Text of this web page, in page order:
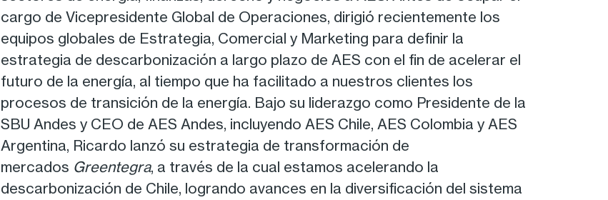
cargo de Vicepresidente Global de Operaciones, dirigió recientemente los
equipos globales de Estrategia, Comercial y Marketing para definir la
estrategia de descarbonización a largo plazo de AES con el fin de acelerar el
futuro de la energía, al tiempo que ha facilitado a nuestros clientes los
procesos de transición de la energía. Bajo su liderazgo como Presidente de la
SBU Andes y CEO de AES Andes, incluyendo AES Chile, AES Colombia y AES
Argentina, Ricardo lanzó su estrategia de transformación de
mercados Greentegra, a través de la cual estamos acelerando la
descarbonización de Chile, logrando avances en la diversificación del sistema